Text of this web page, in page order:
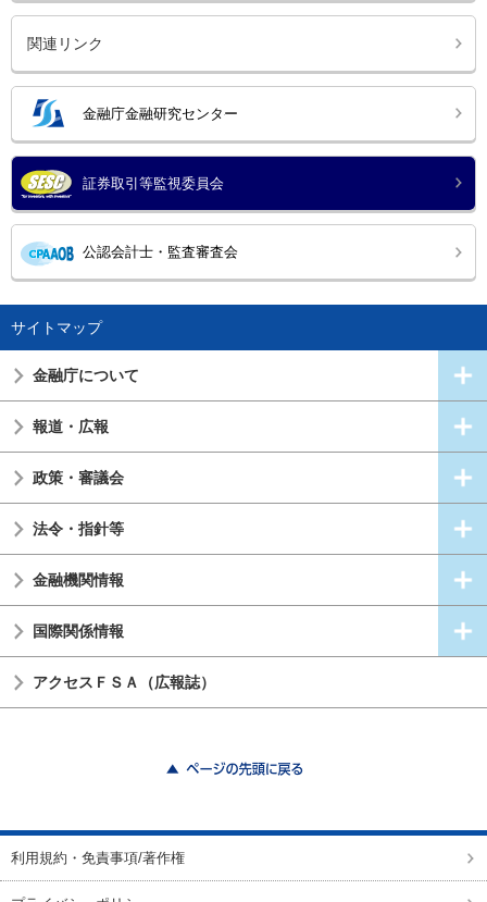
関連リンク
金融庁金融研究センター
証券取引等監視委員会
公認会計士・監査審査会
サイトマップ
金融庁について
報道・広報
政策・審議会
法令・指針等
金融機関情報
国際関係情報
アクセスＦＳＡ（広報誌）
利用規約・免責事項/著作権